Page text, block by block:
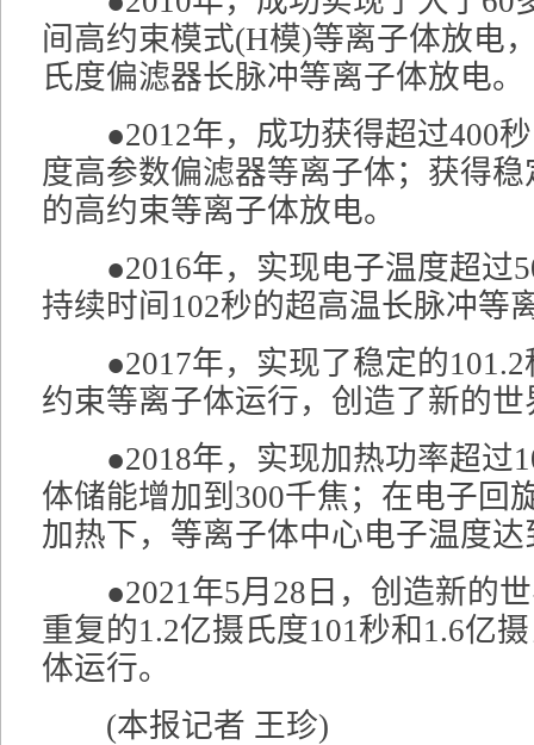
间高约束模式(H模)等离子体放电
氏度偏滤器长脉冲等离子体放电。
●2012年，成功获得超过400秒
度高参数偏滤器等离子体；获得
的高约束等离子体放电。
●2016年，实现电子温度超过
持续时间102秒的超高温长脉冲等
●2017年，实现了稳定的101.2
约束等离子体运行，创造了新的世
●2018年，实现加热功率超过
体储能增加到300千焦；在电子回
加热下，等离子体中心电子温度
●2021年5月28日，创造新的世
重复的1.2亿摄氏度101秒和1.6亿
体运行。
(本报记者 王珍)